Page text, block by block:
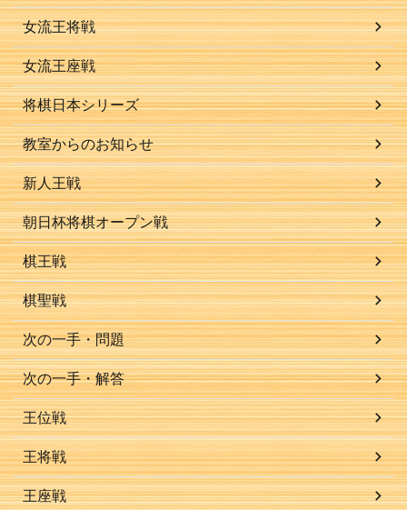
女流王将戦
女流王座戦
将棋日本シリーズ
教室からのお知らせ
新人王戦
朝日杯将棋オープン戦
棋王戦
棋聖戦
次の一手・問題
次の一手・解答
王位戦
王将戦
王座戦